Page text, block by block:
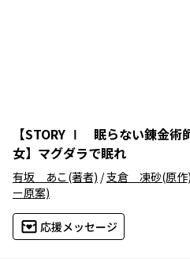
【STORY Ⅰ 眠らない錬金術
女】 マグダラで眠れ
有坂 あこ(著者) /支倉 凍砂(原作)
ー原案)
応援メッセージ